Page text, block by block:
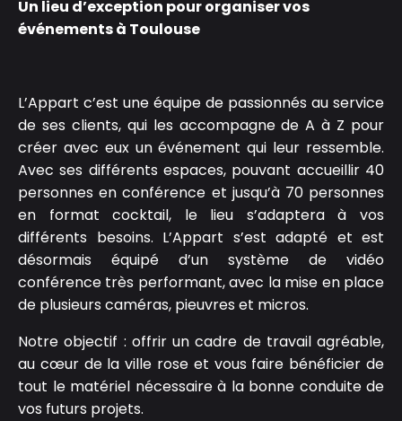
Un lieu d’exception pour organiser vos
événements à Toulouse
L’Appart c’est une équipe de passionnés au service
de ses clients, qui les accompagne de A à Z pour
créer avec eux un événement qui leur ressemble.
Avec ses différents espaces, pouvant accueillir 40
personnes en conférence et jusqu’à 70 personnes
en format cocktail, le lieu s’adaptera à vos
différents besoins. L’Appart s’est adapté et est
désormais équipé d’un système de vidéo
conférence très performant, avec la mise en place
de plusieurs caméras, pieuvres et micros.
Notre objectif : offrir un cadre de travail agréable,
au cœur de la ville rose et vous faire bénéficier de
tout le matériel nécessaire à la bonne conduite de
vos futurs projets.